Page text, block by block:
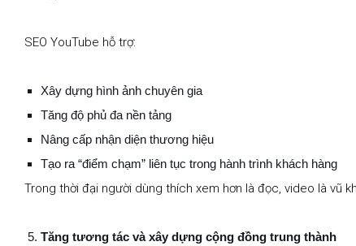
SEO YouTube hỗ trợ:
Xây dựng hình ảnh chuyên gia
Tăng độ phủ đa nền tảng
Nâng cấp nhận diện thương hiệu
Tạo ra “điểm chạm” liên tục trong hành trình khách hàng
Trong thời đại người dùng thích xem hơn là đọc, video là vũ
Tăng tương tác và xây dựng cộng đồng trung thành